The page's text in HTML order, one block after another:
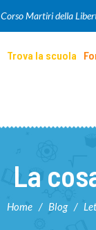
Corso Martiri della
Trova la scuola
La
Home / Blog /